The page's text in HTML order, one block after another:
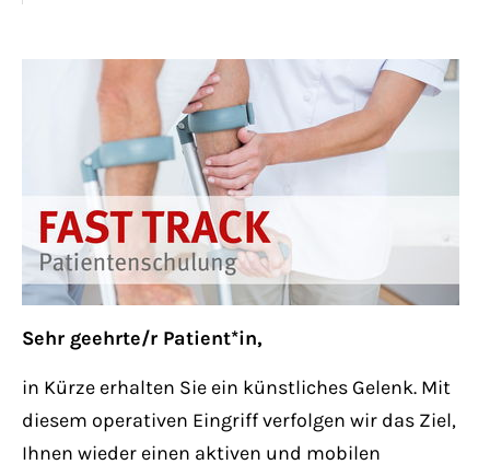
Support
Lorem ipsum dolor sit amet:
24h/ 365days
We offer support for our customers
Get in touch
Sehr geehrte/r Patient*in,
in Kürze erhalten Sie ein künstliches Gelenk. Mit
diesem operativen Eingriff verfolgen wir das Ziel,
Ihnen wieder einen aktiven und mobilen